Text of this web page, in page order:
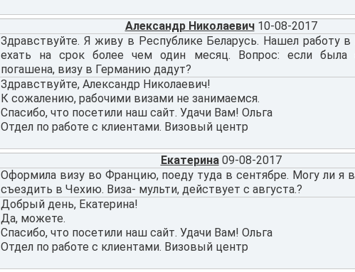
Александр Николаевич 10-08-2017
Здравствуйте. Я живу в Республике Беларусь. Нашел работу в
ехать на срок более чем один месяц. Вопрос: если была
погашена, визу в Германию дадут?
Здравствуйте, Александр Николаевич!
К сожалению, рабочими визами не занимаемся.
Спасибо, что посетили наш сайт. Удачи Вам! Ольга
Отдел по работе с клиентами. Визовый центр
Екатерина 09-08-2017
Оформила визу во Францию, поеду туда в сентябре. Могу ли я в
съездить в Чехию. Виза- мульти, действует с августа.?
Добрый день, Екатерина!
Да, можете.
Спасибо, что посетили наш сайт. Удачи Вам! Ольга
Отдел по работе с клиентами. Визовый центр